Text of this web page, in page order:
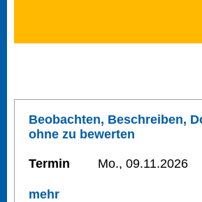
Beobachten, Beschreiben,
ohne zu bewerten
Termin Mo., 09.11.2026
mehr